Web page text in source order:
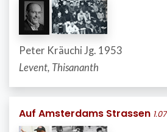
Peter Kräuchi Jg. 1953
Levent, Thisananth
Auf Amsterdams Strassen 1.07